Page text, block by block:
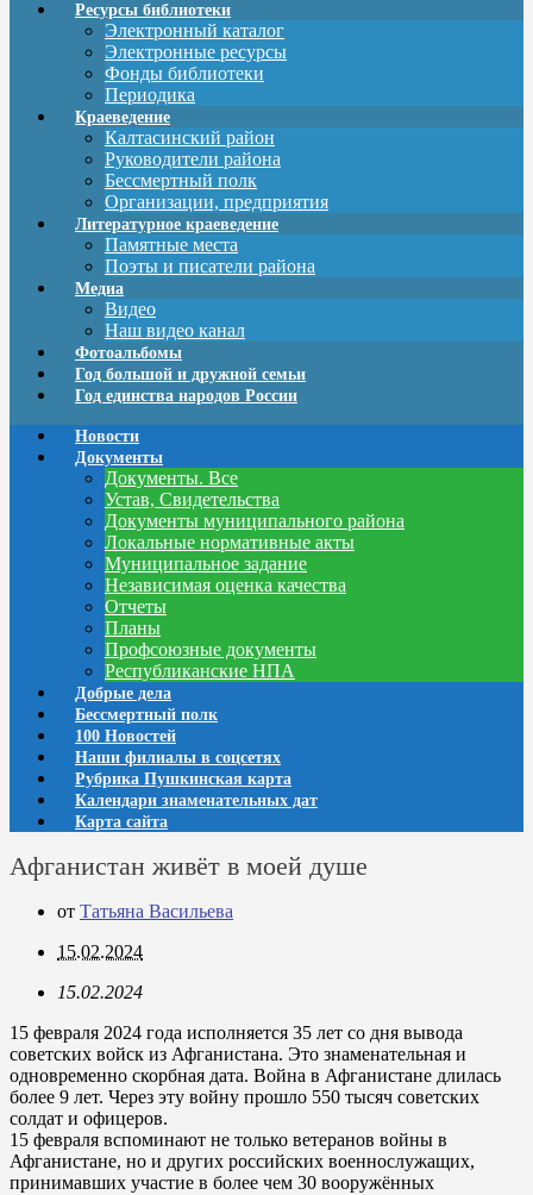
Ресурсы библиотеки
Электронный каталог
Электронные ресурсы
Фонды библиотеки
Периодика
Краеведение
Калтасинский район
Руководители района
Бессмертный полк
Организации, предприятия
Литературное краеведение
Памятные места
Поэты и писатели района
Медиа
Видео
Наш видео канал
Фотоальбомы
Год большой и дружной семьи
Год единства народов России
Новости
Документы
Документы. Все
Устав, Свидетельства
Документы муниципального района
Локальные нормативные акты
Муниципальное задание
Независимая оценка качества
Отчеты
Планы
Профсоюзные документы
Республиканские НПА
Добрые дела
Бессмертный полк
100 Новостей
Наши филиалы в соцсетях
Рубрика Пушкинская карта
Календари знаменательных дат
Карта сайта
Афганистан живёт в моей душе
от Татьяна Васильева
15.02.2024
15.02.2024
15 февраля 2024 года исполняется 35 лет со дня вывода
советских войск из Афганистана. Это знаменательная и
одновременно скорбная дата. Война в Афганистане длилась
более 9 лет. Через эту войну прошло 550 тысяч советских
солдат и офицеров.
15 февраля вспоминают не только ветеранов войны в
Афганистане, но и других российских военнослужащих,
принимавших участие в более чем 30 вооружённых